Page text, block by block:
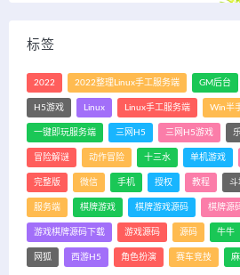
标签
2022 2022整理Linux手工服务端 GM后台
H5游戏 Linux Linux手工服务端 Win半
一键即玩服务端 三网H5 三网H5游戏
冒险解谜 动作冒险 十三水 单机游戏
完整版 微信 手机 授权 教程 斗
服务端 棋牌游戏 棋牌游戏源码 棋牌源
游戏棋牌源码下载 游戏源码 源码 牛牛
网狐 西游H5 角色扮演 赛车竞技